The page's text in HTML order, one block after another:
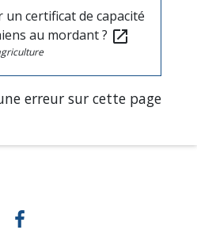
certificat de capacité
au mordant ? open_in_new
erreur sur cette page